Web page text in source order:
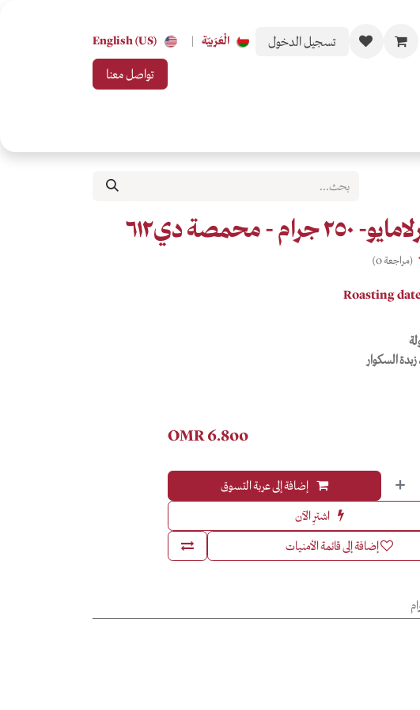
تسجيل الدخول الْعَرَبيّة |
English (US)
تواصل معنا
- محمصة دي٦١٢
(مراجعة 0)
Roasting
السكوار
إضافة إلى عربة التسوق
اشترِ الآن
إضافة إلى قائمة الأمنيات
6.800